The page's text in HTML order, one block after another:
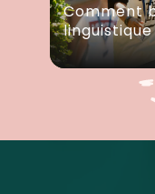
Comment
linguistique